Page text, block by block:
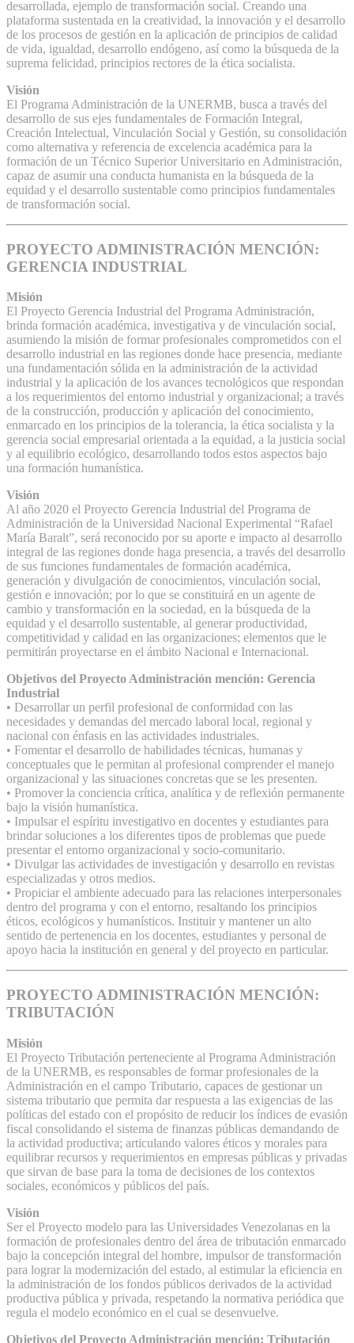
desarrollada, ejemplo de transformación social. Creando una
plataforma sustentada en la creatividad, la innovación y el desarrollo
de los procesos de gestión en la aplicación de principios de calidad
de vida, igualdad, desarrollo endógeno, así como la búsqueda de la
suprema felicidad, principios rectores de la ética socialista.
Visión
El Programa Administración de la UNERMB, busca a través del
desarrollo de sus ejes fundamentales de Formación Integral,
Creación Intelectual, Vinculación Social y Gestión, su consolidación
como alternativa y referencia de excelencia académica para la
formación de un Técnico Superior Universitario en Administración,
capaz de asumir una conducta humanista en la búsqueda de la
equidad y el desarrollo sustentable como principios fundamentales
de transformación social.
PROYECTO ADMINISTRACIÓN MENCIÓN:
GERENCIA INDUSTRIAL
Misión
El Proyecto Gerencia Industrial del Programa Administración,
brinda formación académica, investigativa y de vinculación social,
asumiendo la misión de formar profesionales comprometidos con el
desarrollo industrial en las regiones donde hace presencia, mediante
una fundamentación sólida en la administración de la actividad
industrial y la aplicación de los avances tecnológicos que respondan
a los requerimientos del entorno industrial y organizacional; a través
de la construcción, producción y aplicación del conocimiento,
enmarcado en los principios de la tolerancia, la ética socialista y la
gerencia social empresarial orientada a la equidad, a la justicia social
y al equilibrio ecológico, desarrollando todos estos aspectos bajo
una formación humanística.
Visión
Al año 2020 el Proyecto Gerencia Industrial del Programa de
Administración de la Universidad Nacional Experimental “Rafael
María Baralt”, será reconocido por su aporte e impacto al desarrollo
integral de las regiones donde haga presencia, a través del desarrollo
de sus funciones fundamentales de formación académica,
generación y divulgación de conocimientos, vinculación social,
gestión e innovación; por lo que se constituirá en un agente de
cambio y transformación en la sociedad, en la búsqueda de la
equidad y el desarrollo sustentable, al generar productividad,
competitividad y calidad en las organizaciones; elementos que le
permitirán proyectarse en el ámbito Nacional e Internacional.
Objetivos del Proyecto Administración mención: Gerencia
Industrial
• Desarrollar un perfil profesional de conformidad con las
necesidades y demandas del mercado laboral local, regional y
nacional con énfasis en las actividades industriales.
• Fomentar el desarrollo de habilidades técnicas, humanas y
conceptuales que le permitan al profesional comprender el manejo
organizacional y las situaciones concretas que se les presenten.
• Promover la conciencia crítica, analítica y de reflexión permanente
bajo la visión humanística.
• Impulsar el espíritu investigativo en docentes y estudiantes para
brindar soluciones a los diferentes tipos de problemas que puede
presentar el entorno organizacional y socio-comunitario.
• Divulgar las actividades de investigación y desarrollo en revistas
especializadas y otros medios.
• Propiciar el ambiente adecuado para las relaciones interpersonales
dentro del programa y con el entorno, resaltando los principios
éticos, ecológicos y humanísticos. Instituir y mantener un alto
sentido de pertenencia en los docentes, estudiantes y personal de
apoyo hacia la institución en general y del proyecto en particular.
PROYECTO ADMINISTRACIÓN MENCIÓN:
TRIBUTACIÓN
Misión
El Proyecto Tributación perteneciente al Programa Administración
de la UNERMB, es responsables de formar profesionales de la
Administración en el campo Tributario, capaces de gestionar un
sistema tributario que permita dar respuesta a las exigencias de las
políticas del estado con el propósito de reducir los índices de evasión
fiscal consolidando el sistema de finanzas públicas demandando de
la actividad productiva; articulando valores éticos y morales para
equilibrar recursos y requerimientos en empresas públicas y privadas
que sirvan de base para la toma de decisiones de los contextos
sociales, económicos y públicos del país.
Visión
Ser el Proyecto modelo para las Universidades Venezolanas en la
formación de profesionales dentro del área de tributación enmarcado
bajo la concepción integral del hombre, impulsor de transformación
para lograr la modernización del estado, al estimular la eficiencia en
la administración de los fondos públicos derivados de la actividad
productiva pública y privada, respetando la normativa periódica que
regula el modelo económico en el cual se desenvuelve.
Objetivos del Proyecto Administración mención: Tributación